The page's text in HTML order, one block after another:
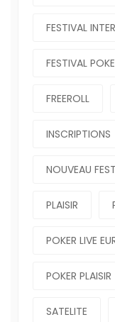
FESTIVAL
FESTIVAL
FREEROLL
INSCRIPTIONS
NOUVEAU
PLAISIR
POKER LIVE
POKER PLAISIR
SATELITE